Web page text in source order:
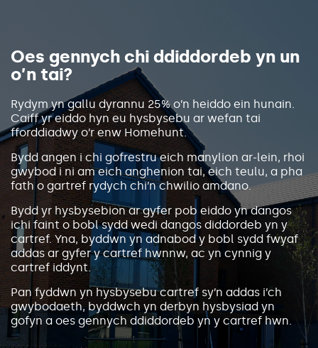
Oes gennych chi ddiddordeb yn un
o’n tai?
Rydym yn gallu dyrannu 25% o’n heiddo ein hunain.
Caiff yr eiddo hyn eu hysbysebu ar wefan tai
fforddiadwy o’r enw Homehunt.
Bydd angen i chi gofrestru eich manylion ar-lein, rhoi
gwybod i ni am eich anghenion tai, eich teulu, a pha
fath o gartref rydych chi’n chwilio amdano.
Bydd yr hysbysebion ar gyfer pob eiddo yn dangos
ichi faint o bobl sydd wedi dangos diddordeb yn y
cartref. Yna, byddwn yn adnabod y bobl sydd fwyaf
addas ar gyfer y cartref hwnnw, ac yn cynnig y
cartref iddynt.
Pan fyddwn yn hysbysebu cartref sy’n addas i’ch
gwybodaeth, byddwch yn derbyn hysbysiad yn
gofyn a oes gennych ddiddordeb yn y cartref hwn.